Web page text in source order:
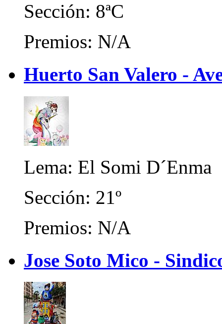
Sección: 8ªC
Premios: N/A
Huerto San Valero -
Lema: El Somi D´Enma
Sección: 21º
Premios: N/A
Jose Soto Mico -